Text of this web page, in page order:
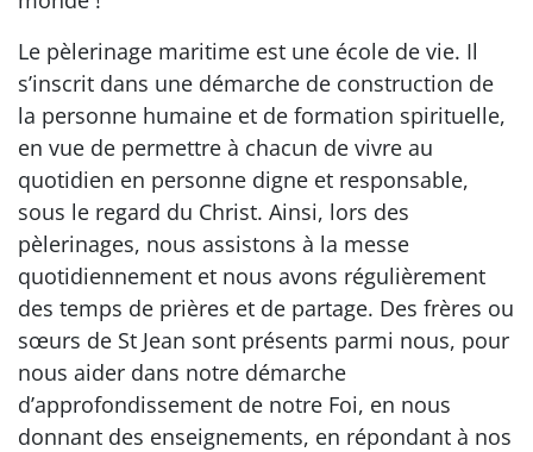
Le pèlerinage maritime est une école de vie. Il
s’inscrit dans une démarche de construction de
la personne humaine et de formation spirituelle,
en vue de permettre à chacun de vivre au
quotidien en personne digne et responsable,
sous le regard du Christ. Ainsi, lors des
pèlerinages, nous assistons à la messe
quotidiennement et nous avons régulièrement
des temps de prières et de partage. Des frères ou
sœurs de St Jean sont présents parmi nous, pour
nous aider dans notre démarche
d’approfondissement de notre Foi, en nous
donnant des enseignements, en répondant à nos